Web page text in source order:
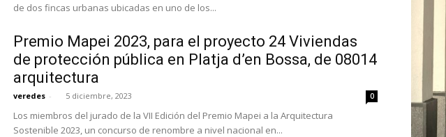
de dos fincas urbanas ubicadas en uno de los...
Premio Mapei 2023, para el proyecto 24 Viviendas
de protección pública en Platja d’en Bossa, de 08014
arquitectura
veredes - 5 diciembre, 2023 0
Los miembros del jurado de la VII Edición del Premio Mapei a la Arquitectura
Sostenible 2023, un concurso de renombre a nivel nacional en...